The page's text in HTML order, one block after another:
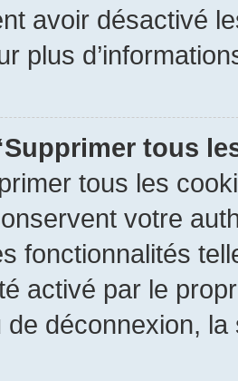
avoir désactivé
plus
tous
tous les
votre
fonctionnalités
activé par le
de déconnexion,